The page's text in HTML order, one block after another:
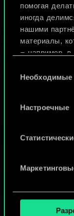
помогая
иногда
нашими
материалы,
— например, в
разрешения.
Найти
используем
«Настройки»
согласия
Необходимые
Настроечные